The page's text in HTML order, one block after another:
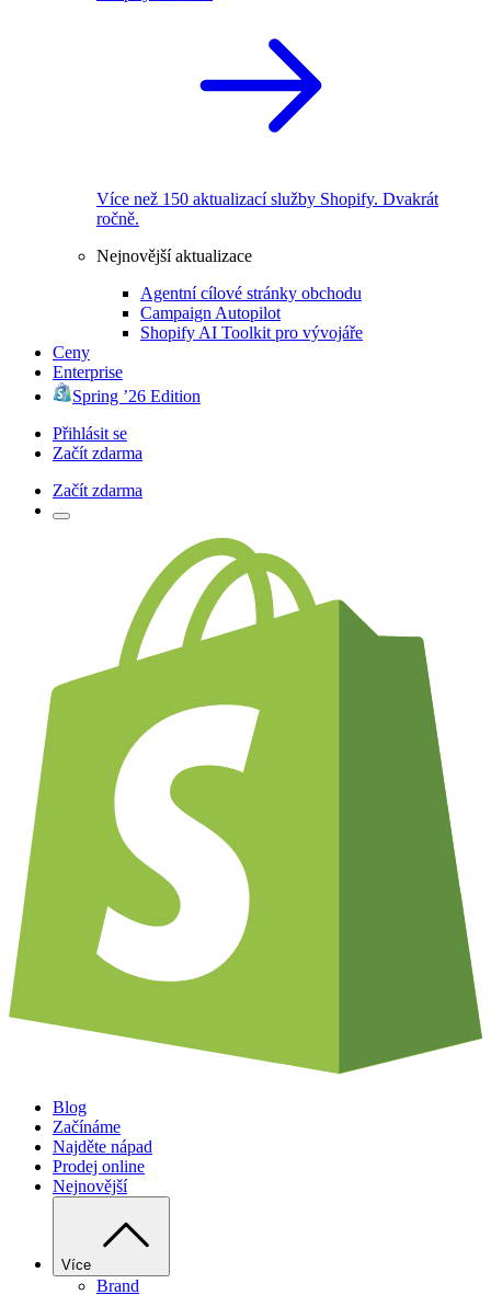
Více než 150 aktualizací služby Shopify. Dvakrát
ročně.
Nejnovější aktualizace
Agentní cílové stránky obchodu
Campaign Autopilot
Shopify AI Toolkit pro vývojáře
Ceny
Enterprise
Spring ’26 Edition
Přihlásit se
Začít zdarma
Začít zdarma
Blog
Začínáme
Najděte nápad
Prodej online
Nejnovější
Více
Brand